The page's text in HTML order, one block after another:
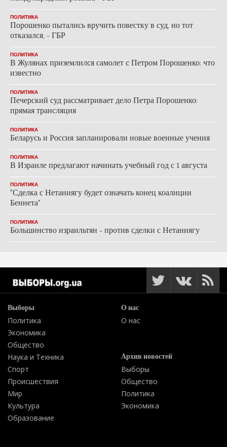
ПОЛИТИКА
Порошенко пытались вручить повестку в суд, но тот
отказался, - ГБР
ПОЛИТИКА
В Жулянах приземлился самолет с Петром Порошенко: что
известно
ПОЛИТИКА
Печерский суд рассматривает дело Петра Порошенко:
прямая трансляция
ПОЛИТИКА
Беларусь и Россия запланировали новые военные учения
ПОЛИТИКА
В Израиле предлагают начинать учебный год с 1 августа
ПОЛИТИКА
"Сделка с Нетаниягу будет означать конец коалиции
Беннета"
ПОЛИТИКА
Большинство израильтян - против сделки с Нетаниягу
Выборы
Политика
Экономика
Общество
Наука и Техника
Спорт
Происшествия
Мир
Культура
Образование
О нас
О нас
Архив новостей
Выборы
Общество
Политика
Экономика